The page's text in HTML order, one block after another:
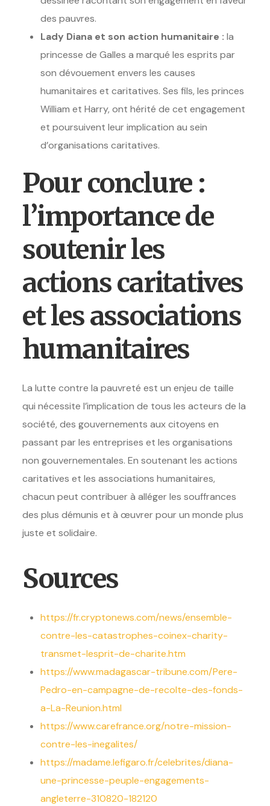
des pauvres.
Lady Diana et son action humanitaire : la
princesse de Galles a marqué les esprits par
son dévouement envers les causes
humanitaires et caritatives. Ses fils, les princes
William et Harry, ont hérité de cet engagement
et poursuivent leur implication au sein
d’organisations caritatives.
Pour conclure :
l’importance de
soutenir les
actions caritatives
et les associations
humanitaires
La lutte contre la pauvreté est un enjeu de taille
qui nécessite l’implication de tous les acteurs de la
société, des gouvernements aux citoyens en
passant par les entreprises et les organisations
non gouvernementales. En soutenant les actions
caritatives et les associations humanitaires,
chacun peut contribuer à alléger les souffrances
des plus démunis et à œuvrer pour un monde plus
juste et solidaire.
Sources
https://fr.cryptonews.com/news/ensemble-
contre-les-catastrophes-coinex-charity-
transmet-lesprit-de-charite.htm
https://www.madagascar-tribune.com/Pere-
Pedro-en-campagne-de-recolte-des-fonds-
a-La-Reunion.html
https://www.carefrance.org/notre-mission-
contre-les-inegalites/
https://madame.lefigaro.fr/celebrites/diana-
une-princesse-peuple-engagements-
angleterre-310820-182120